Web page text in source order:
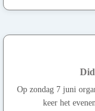
Op zondag 7 juni
keer het